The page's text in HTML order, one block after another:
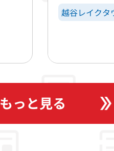
越谷レイクタ
もっと見る